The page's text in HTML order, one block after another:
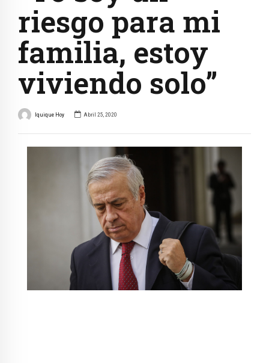
riesgo para mi
familia, estoy
viviendo solo”
Iquique Hoy Abril 25, 2020